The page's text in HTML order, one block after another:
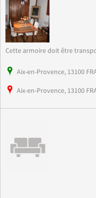
Cette armoire doit être
Aix-en-Provence, 13100
Aix-en-Provence, 13100